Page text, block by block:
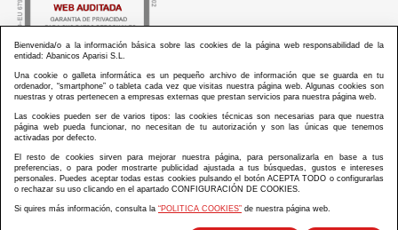
ABANICOS APARISI S.L. ha recibido por parte de La Generalitat Valenciana, la cantidad de
100.000 € en apoyo al proyecto HISOLV/2021/3933/46 del PLAN EMPRESARIAL “PLAN RESISITIR
ABANICOS APARISI S.L. ha recibido por parte de La Generalitat Valenciana, la cantidad de 7.000
€ en apoyo al proyecto CMARTE/2021/265/46 del PLAN AYUDAS DIRECTAS ARTESANIA “CMARTE”.
Bienvenida/o a la información básica sobre las cookies de la página web responsabilidad de la
entidad: Abanicos Aparisi S.L.
Una cookie o galleta informática es un pequeño archivo de información que se guarda en tu
ordenador, “smartphone” o tableta cada vez que visitas nuestra página web. Algunas cookies son
nuestras y otras pertenecen a empresas externas que prestan servicios para nuestra página web.
Las cookies pueden ser de varios tipos: las cookies técnicas son necesarias para que nuestra
página web pueda funcionar, no necesitan de tu autorización y son las únicas que tenemos
activadas por defecto.
El resto de cookies sirven para mejorar nuestra página, para personalizarla en base a tus
preferencias, o para poder mostrarte publicidad ajustada a tus búsquedas, gustos e intereses
personales. Puedes aceptar todas estas cookies pulsando el botón ACEPTA TODO o configurarlas
o rechazar su uso clicando en el apartado CONFIGURACIÓN DE COOKIES.
Si quires más información, consulta la “POLITICA COOKIES” de nuestra página web.